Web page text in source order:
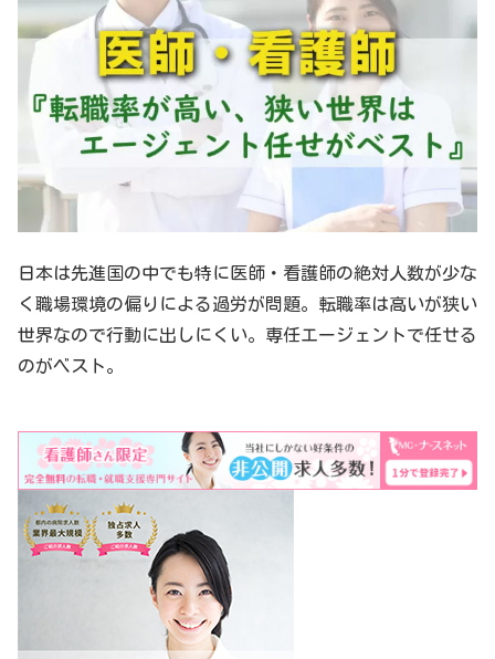
日本は先進国の中でも特に医師・看護師の絶対人数が少な
く職場環境の偏りによる過労が問題。転職率は高いが狭い
世界なので行動に出しにくい。専任エージェントで任せる
のがベスト。